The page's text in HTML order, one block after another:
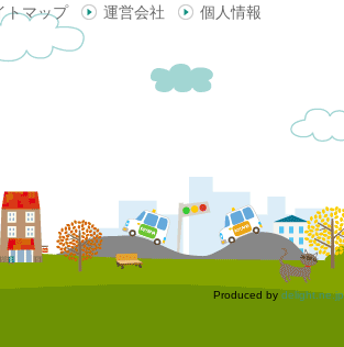
トマップ 運営会社 個人情報
Produced by delight.ne.jp